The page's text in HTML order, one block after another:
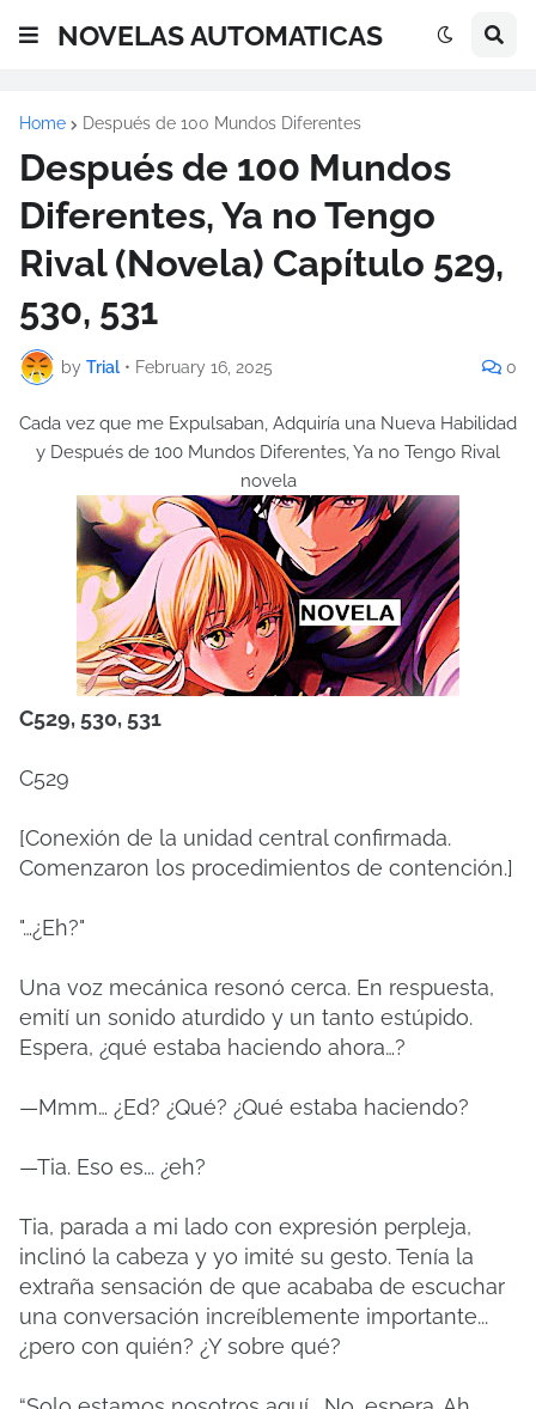
NOVELAS AUTOMATICAS
Home Después de 100 Mundos Diferentes
Después de 100 Mundos
Diferentes, Ya no Tengo
Rival (Novela) Capítulo 529,
530, 531
by Trial • February 16, 2025 0
Cada vez que me Expulsaban, Adquiría una Nueva Habilidad
y Después de 100 Mundos Diferentes, Ya no Tengo Rival
novela
C529, 530, 531
C529
[Conexión de la unidad central confirmada.
Comenzaron los procedimientos de contención.]
"…¿Eh?"
Una voz mecánica resonó cerca. En respuesta,
emití un sonido aturdido y un tanto estúpido.
Espera, ¿qué estaba haciendo ahora…?
—Mmm… ¿Ed? ¿Qué? ¿Qué estaba haciendo?
—Tia. Eso es... ¿eh?
Tia, parada a mi lado con expresión perpleja,
inclinó la cabeza y yo imité su gesto. Tenía la
extraña sensación de que acababa de escuchar
una conversación increíblemente importante...
¿pero con quién? ¿Y sobre qué?